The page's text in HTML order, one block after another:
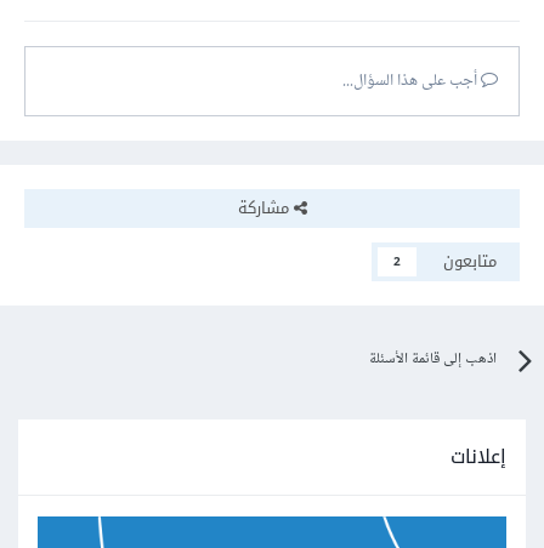
أجب على هذا السؤال...
مشاركة
متابعون
2
اذهب إلى قائمة الأسئلة
إعلانات